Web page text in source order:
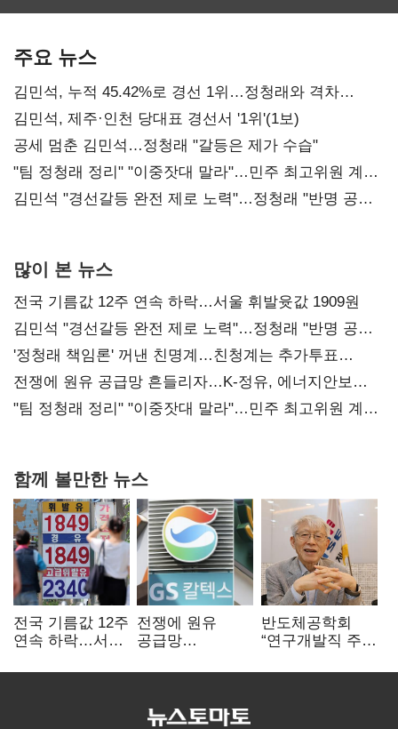
주요 뉴스
김민석, 누적 45.42%로 경선 1위…정청래와 격차
0.86%p(2보)
김민석, 제주·인천 당대표 경선서 '1위'(1보)
공세 멈춘 김민석…정청래 "갈등은 제가 수습"
"팀 정청래 정리" "이중잣대 말라"…민주 최고위원 계파
다툼 격화
김민석 "경선갈등 완전 제로 노력"…정청래 "반명 공세
많이 본 뉴스
전국 기름값 12주 연속 하락…서울 휘발윳값 1909원
김민석 "경선갈등 완전 제로 노력"…정청래 "반명 공세
사과부터"
'정청래 책임론' 꺼낸 친명계…친청계는 추가투표
때리기
전쟁에 원유 공급망 흔들리자…K-정유, 에너지안보
핵심으로 재부상
"팀 정청래 정리" "이중잣대 말라"…민주 최고위원 계파
함께 볼만한 뉴스
전국 기름값 12주
연속 하락…서울
전쟁에 원유
공급망
정유, 에너지안보
반도체공학회
“연구개발직 주
개선해야”